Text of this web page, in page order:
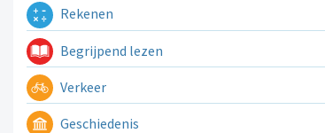
Rekenen
Begrijpend lezen
Verkeer
Geschiedenis